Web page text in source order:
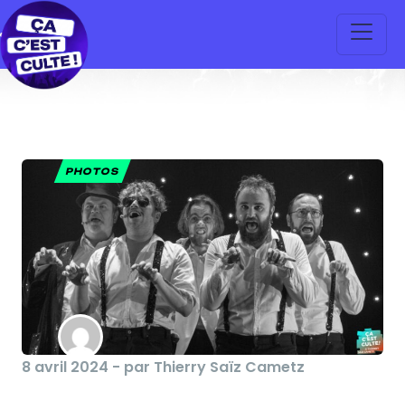
PHOTOS
8 avril 2024 - par Thierry Saïz Cametz